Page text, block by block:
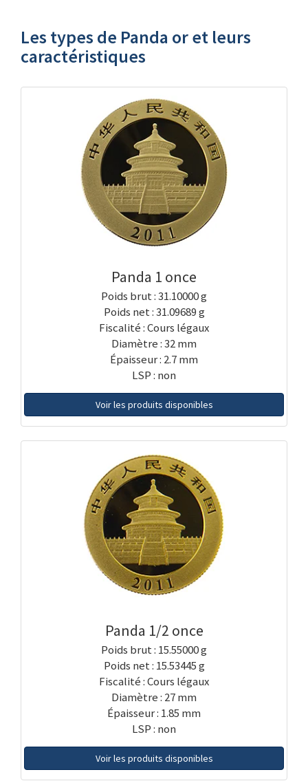
Les types de Panda or et leurs
caractéristiques
Panda 1 once
Poids brut : 31.10000 g
Poids net : 31.09689 g
Fiscalité : Cours légaux
Diamètre : 32 mm
Épaisseur : 2.7 mm
LSP : non
Voir les produits disponibles
Panda 1/2 once
Poids brut : 15.55000 g
Poids net : 15.53445 g
Fiscalité : Cours légaux
Diamètre : 27 mm
Épaisseur : 1.85 mm
LSP : non
Voir les produits disponibles